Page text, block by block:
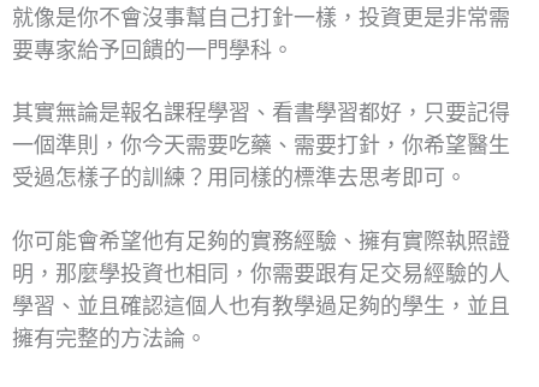
就像是你不會沒事幫自己打針一樣，投資更是非常需
要專家給予回饋的一門學科。
其實無論是報名課程學習、看書學習都好，只要記得
一個準則，你今天需要吃藥、需要打針，你希望醫生
受過怎樣子的訓練？用同樣的標準去思考即可。
你可能會希望他有足夠的實務經驗、擁有實際執照證
明，那麼學投資也相同，你需要跟有足交易經驗的人
學習、並且確認這個人也有教學過足夠的學生，並且
擁有完整的方法論。